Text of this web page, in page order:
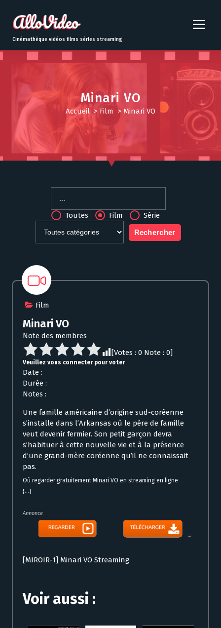
t
o
Cinémathèque vidéos films séries streaming
Minari VO
Accueil> Film > Minari VO
Toutes Film Série
Film
Minari VO
Note des membres
[Votes : 0 Note : 0]
Veuillez vous connecter pour voter
Date :
Durée :
Notes :
Une famille américaine d’origine sud-coréenne
s’installe dans l’Arkansas où le père de famille
veut devenir fermier. Son petit garçon devra
s’habituer à cette nouvelle vie et à la présence
d’une grand-mère coréenne qu’il ne connaissait
pas.
Où regarder gratuitement Minari VO en streaming en ligne
{...}
Annonce
[MIROIR-1] Minari VO Streaming
Voir aussi :